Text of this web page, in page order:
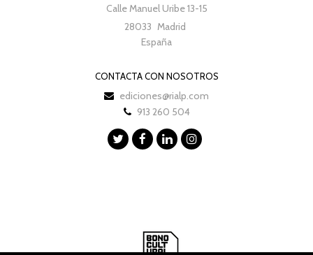
Calle Manuel Uribe 13-15
28033 Madrid
España
CONTACTA CON NOSOTROS
ediciones@rialp.com
913 260 504